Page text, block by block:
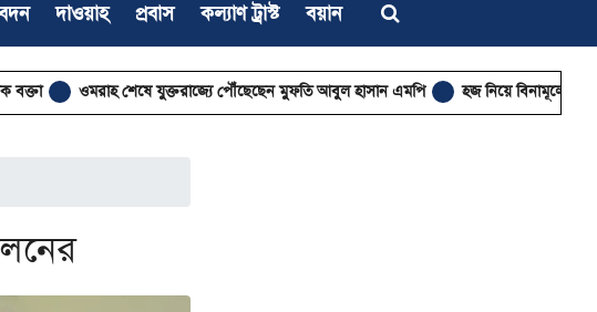
দাওয়াহ প্রবাস কল্যাণ ট্রাস্ট বয়ান
ওমরাহ শেষে যুক্তরাজ্যে পৌঁছেছেন মুফতি আবুল হাসান এমপি হজ নিয়ে বিনামূল্যে আল